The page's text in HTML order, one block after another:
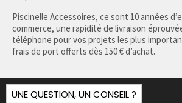
Piscinelle Accessoires, ce sont 10 années
commerce, une rapidité de livraison
téléphone pour vos projets les plus
frais de port offerts dès 150 € d’achat.
UNE QUESTION, UN CONSEIL ?